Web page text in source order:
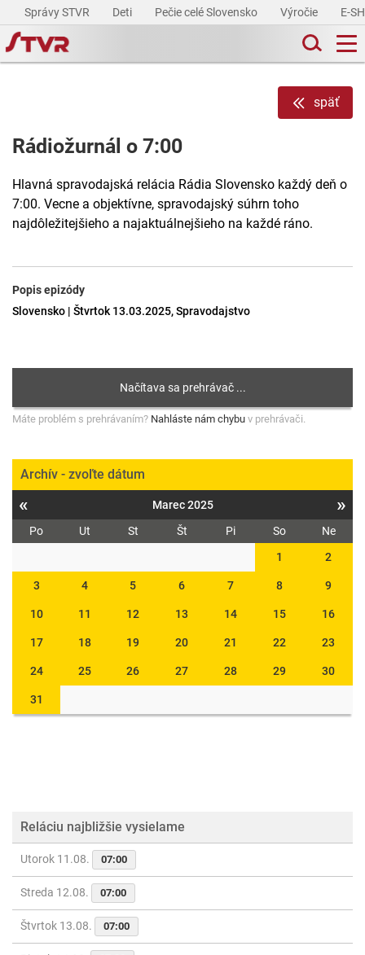
Správy STVR Deti Pečie celé Slovensko Výročie E-
späť
Rádiožurnál o 7:00
Hlavná spravodajská relácia Rádia Slovensko každý deň o
7:00. Vecne a objektívne, spravodajský súhrn toho
najdôležitejšieho a najaktuálnejšieho na každé ráno.
Popis epizódy
Slovensko | Štvrtok 13.03.2025, Spravodajstvo
Máte problém s prehrávaním? Nahláste nám chybu v prehrávači.
Archív - zvoľte dátum
« Marec 2025 »
Po Ut St Št Pi So
Ne
1
2
3 4 5 6 7 8 9
10 11 12 13 14 15 16
17 18 19 20 21 22 23
24 25 26 27 28 29 30
31
Reláciu najbližšie vysielame
Utorok 11.08. 07:00
Streda 12.08. 07:00
Štvrtok 13.08. 07:00